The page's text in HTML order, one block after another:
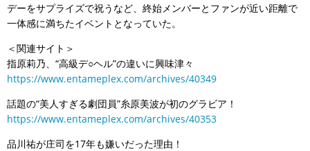
デーをサプライズで祝うなど、終始メンバーとファンが近い距離で
一体感に満ちたイベントとなっていた。
＜関連サイト＞
指原莉乃、“高級デ○ヘル”の違いに興味津々
https://www.entameplex.com/archives/40349
話題の“美人すぎる劇団員”糸原美波が初のグラビア！
https://www.entameplex.com/archives/40353
品川祐が庄司を17年も嫌いだった理由！